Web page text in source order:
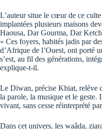
L’auteur situe le cœur de ce
implantées plusieurs maisons
Haousa, Dar Gourma, Dar
« Ces foyers, habités jadis par
d’Afrique de l’Ouest, ont porté
s’est, au fil des générations,
explique-t-il.
Le Diwan, précise Khiat, relève
la parole, la musique et le geste.
vivant, sans cesse réinterprété
Dans cet univers, les waâda,